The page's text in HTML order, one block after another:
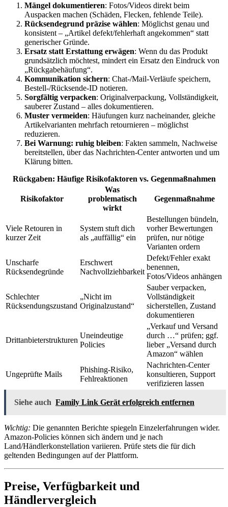
Mängel dokumentieren: Fotos/Videos direkt beim
Auspacken machen (Schäden, Flecken, fehlende Teile).
Rücksendegrund präzise wählen: Möglichst genau und
konsistent – „Artikel defekt/fehlerhaft angekommen“ statt
generischer Gründe.
Ersatz statt Erstattung erwägen: Wenn du das Produkt
grundsätzlich möchtest, mindert ein Ersatz den Eindruck von
„Rückgabehäufung“.
Kommunikation sichern: Chat-/Mail-Verläufe speichern,
Bestell-/Rücksende-ID notieren.
Sorgfältig verpacken: Originalverpackung, Vollständigkeit,
sauberer Zustand – alles dokumentieren.
Muster vermeiden: Häufungen kurz nacheinander, gleiche
Artikelvarianten mehrfach retournieren – möglichst
reduzieren.
Bei Warnung: ruhig bleiben: Fakten sammeln, Nachweise
bereitstellen, über das Nachrichten-Center antworten und um
Klärung bitten.
Rückgaben: Häufige Risikofaktoren vs. Gegenmaßnahmen
Risikofaktor
Was
problematisch
wirkt
Gegenmaßnahme
Viele Retouren in
kurzer Zeit
System stuft dich
als „auffällig“ ein
Bestellungen bündeln,
vorher Bewertungen
prüfen, nur nötige
Varianten ordern
Unscharfe
Rücksendegründe
Erschwert
Nachvollziehbarkeit
Defekt/Fehler exakt
benennen,
Fotos/Videos anhängen
Schlechter
Rücksendungszustand
„Nicht im
Originalzustand“
Sauber verpacken,
Vollständigkeit
sicherstellen, Zustand
dokumentieren
Drittanbieterstrukturen
Uneindeutige
Policies
„Verkauf und Versand
durch …“ prüfen; ggf.
lieber „Versand durch
Amazon“ wählen
Ungeprüfte Mails
Phishing-Risiko,
Fehlreaktionen
Nachrichten-Center
konsultieren, Support
verifizieren lassen
Siehe auch Family Link Gerät erfolgreich entfernen
Wichtig: Die genannten Berichte spiegeln Einzelerfahrungen wider.
Amazon-Policies können sich ändern und je nach
Land/Händlerkonstellation variieren. Prüfe stets die für dich
geltenden Bedingungen auf der Plattform.
Preise, Verfügbarkeit und
Händlervergleich